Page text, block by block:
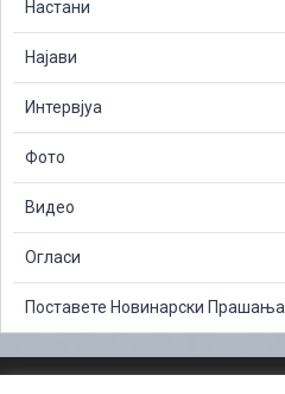
Настани
Најави
Интервјуа
Фото
Видео
Огласи
Поставете Новинарски Прашања